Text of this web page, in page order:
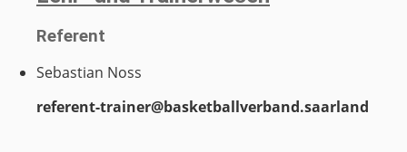
Referent
Sebastian Noss
referent-trainer@basketballverband.saarland